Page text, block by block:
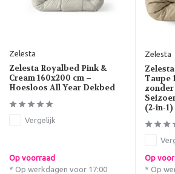
Zelesta
Zelesta Royalbed Pink &
Cream 160x200 cm –
Hoesloos All Year Dekbed
Vergelijk
Op voorraad
* Op werkdagen voor 17:00
Zelesta
Taupe
(2-in-1)
Op
* Op